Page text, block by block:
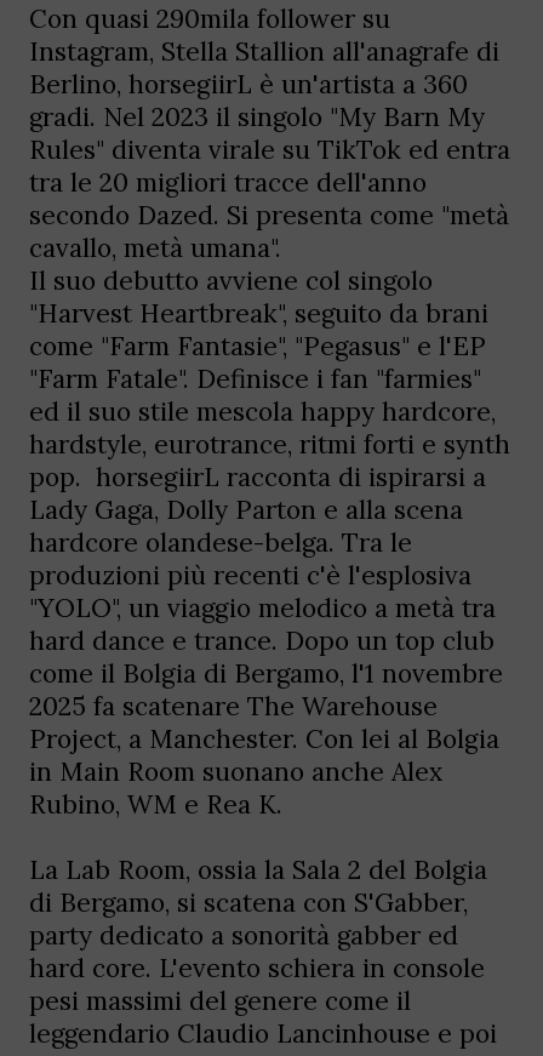
Con quasi 290mila follower su
Instagram, Stella Stallion all'anagrafe di
Berlino, horsegiirL è un'artista a 360
gradi. Nel 2023 il singolo "My Barn My
Rules" diventa virale su TikTok ed entra
tra le 20 migliori tracce dell'anno
secondo Dazed. Si presenta come "metà
cavallo, metà umana".
Il suo debutto avviene col singolo
"Harvest Heartbreak", seguito da brani
come "Farm Fantasie", "Pegasus" e l'EP
"Farm Fatale". Definisce i fan "farmies"
ed il suo stile mescola happy hardcore,
hardstyle, eurotrance, ritmi forti e synth
pop. horsegiirL racconta di ispirarsi a
Lady Gaga, Dolly Parton e alla scena
hardcore olandese-belga. Tra le
produzioni più recenti c'è l'esplosiva
"YOLO", un viaggio melodico a metà tra
hard dance e trance. Dopo un top club
come il Bolgia di Bergamo, l'1 novembre
2025 fa scatenare The Warehouse
Project, a Manchester. Con lei al Bolgia
in Main Room suonano anche Alex
Rubino, WM e Rea K.
La Lab Room, ossia la Sala 2 del Bolgia
di Bergamo, si scatena con S'Gabber,
party dedicato a sonorità gabber ed
hard core. L'evento schiera in console
pesi massimi del genere come il
leggendario Claudio Lancinhouse e poi